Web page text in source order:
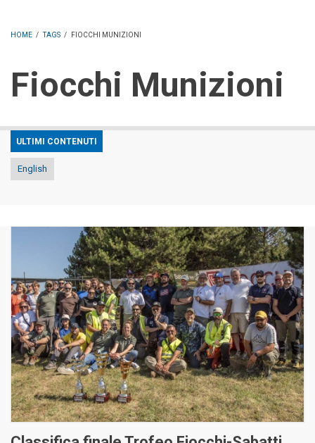
HOME / TAGS / FIOCCHI MUNIZIONI
Fiocchi Munizioni
ULTIMI CONTENUTI
English